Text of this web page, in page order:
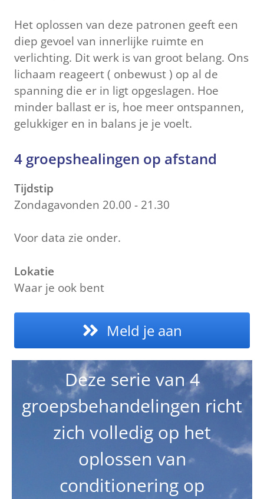
Het oplossen van deze patronen geeft een
diep gevoel van innerlijke ruimte en
verlichting. Dit werk is van groot belang. Ons
lichaam reageert ( onbewust ) op al de
spanning die er in ligt opgeslagen. Hoe
minder ballast er is, hoe meer ontspannen,
gelukkiger en in balans je je voelt.
4 groepshealingen op afstand
Tijdstip
Zondagavonden 20.00 - 21.30
Voor data zie onder.
Lokatie
Waar je ook bent
Meld je aan
Deze serie van 4
groepsbehandelingen richt
zich volledig op het
oplossen van
conditionering op